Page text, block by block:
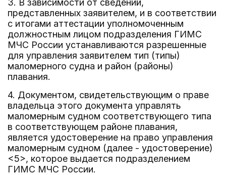
3. В зависимости от сведений,
представленных заявителем, и в соответствии
с итогами аттестации уполномоченным
должностным лицом подразделения ГИМС
МЧС России устанавливаются разрешенные
для управления заявителем тип (типы)
маломерного судна и район (районы)
плавания.
4. Документом, свидетельствующим о праве
владельца этого документа управлять
маломерным судном соответствующего типа
в соответствующем районе плавания,
является удостоверение на право управления
маломерным судном (далее - удостоверение)
<5>, которое выдается подразделением
ГИМС МЧС России.